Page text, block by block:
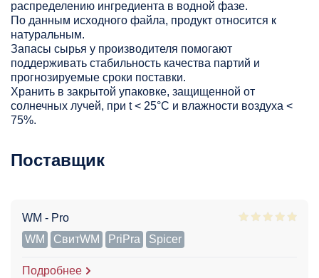
распределению ингредиента в водной фазе.
По данным исходного файла, продукт относится к
натуральным.
Запасы сырья у производителя помогают
поддерживать стабильность качества партий и
прогнозируемые сроки поставки.
Хранить в закрытой упаковке, защищенной от
солнечных лучей, при t < 25°С и влажности воздуха <
75%.
Поставщик
WM - Pro
WM
СвитWM PriPra Spicer
Подробнее